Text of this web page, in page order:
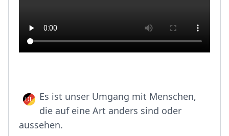
Es ist unser Umgang mit Menschen,
die auf eine Art anders sind oder
aussehen.